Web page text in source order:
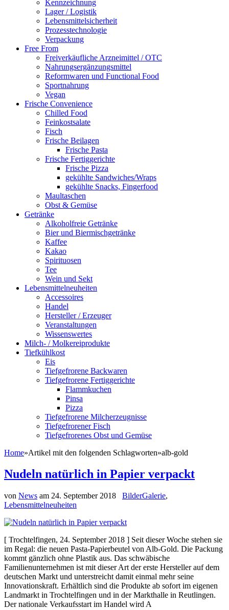
Kennzeichnung
Lager / Logistik
Lebensmittelsicherheit
Prozesstechnologie
Verpackung
Free From
Freiverkäufliche Arzneimittel / OTC
Nahrungsergänzungsmittel
Reformwaren und Functional Food
Sportnahrung
Vegan
Frische Convenience
Chilled Food
Feinkostsalate
Fisch
Frische Beilagen
Frische Pasta
Frische Fertiggerichte
Frische Pizza
gekühlte Sandwiches/Wraps
gekühlte Snacks, Fingerfood
Maultaschen
Obst & Gemüse
Getränke
Alkoholfreie Getränke
Bier und Biermischgetränke
Kaffee
Kakao
Spirituosen
Tee
Wein und Sekt
Lebensmittelneuheiten
Accessoires
Handel
Hersteller / Erzeuger
Veranstaltungen
Wissenswertes
Milch- / Molkereiprodukte
Tiefkühlkost
Eis
Tiefgefrorene Backwaren
Tiefgefrorene Fertiggerichte
Flammkuchen
Pinsa
Pizza
Tiefgefrorene Milcherzeugnisse
Tiefgefrorener Fisch
Tiefgefrorenes Obst und Gemüse
Home»Artikel mit den folgenden Schlagworten»alb-gold
Nudeln natürlich in Papier verpackt
von News am 24. September 2018 BilderGalerie,
Lebensmittelneuheiten
[ Trochtelfingen, 24. September 2018 ] Seit dieser Woche stehen sie
im Regal: die neuen Pasta-Papierbeutel von Alb-Gold. Die Packung
kommt gänzlich ohne Plastik aus. Das schwäbische
Familienunternehmen ist mit dieser Art der erste Hersteller auf dem
deutschen Markt und unterstreicht damit einmal mehr seine
Innovationskraft. Erhältlich sind die Produkte ab sofort im eigenen
Landmarkt in Trochtelfingen und in der Markthalle in Reutlingen.
Der nationale Verkaufsstart im Handel wird A